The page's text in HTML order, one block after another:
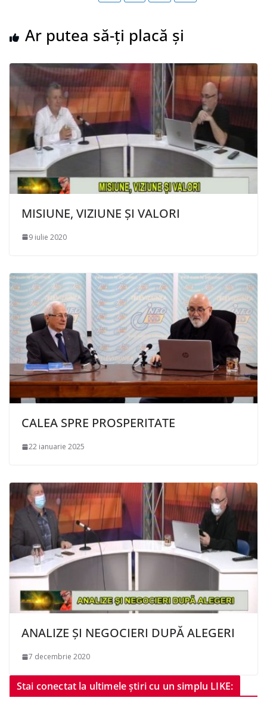
Ar putea să-ți placă și
MISIUNE, VIZIUNE ȘI VALORI
9 iulie 2020
CALEA SPRE PROSPERITATE
22 ianuarie 2025
ANALIZE ŞI NEGOCIERI DUPĂ ALEGERI
7 decembrie 2020
Stai conectat la ultimele știri cu un simplu LIKE: